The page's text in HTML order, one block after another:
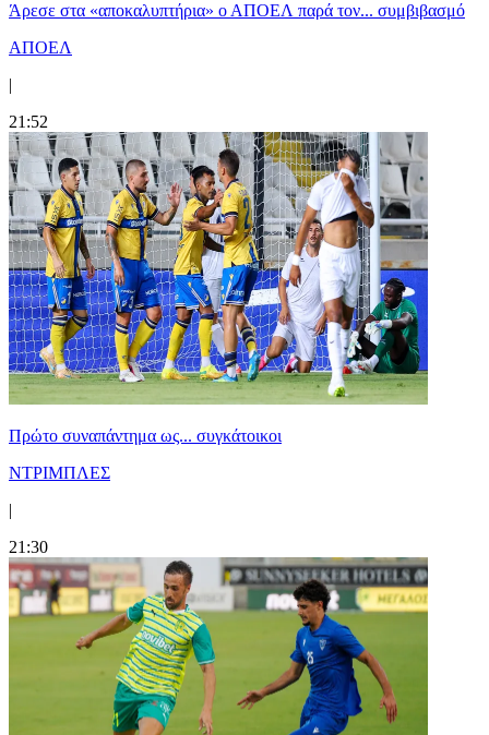
Άρεσε στα «αποκαλυπτήρια» ο ΑΠΟΕΛ παρά τον... συμβιβασμό
ΑΠΟΕΛ
|
21:52
Πρώτο συναπάντημα ως... συγκάτοικοι
ΝΤΡΙΜΠΛΕΣ
|
21:30